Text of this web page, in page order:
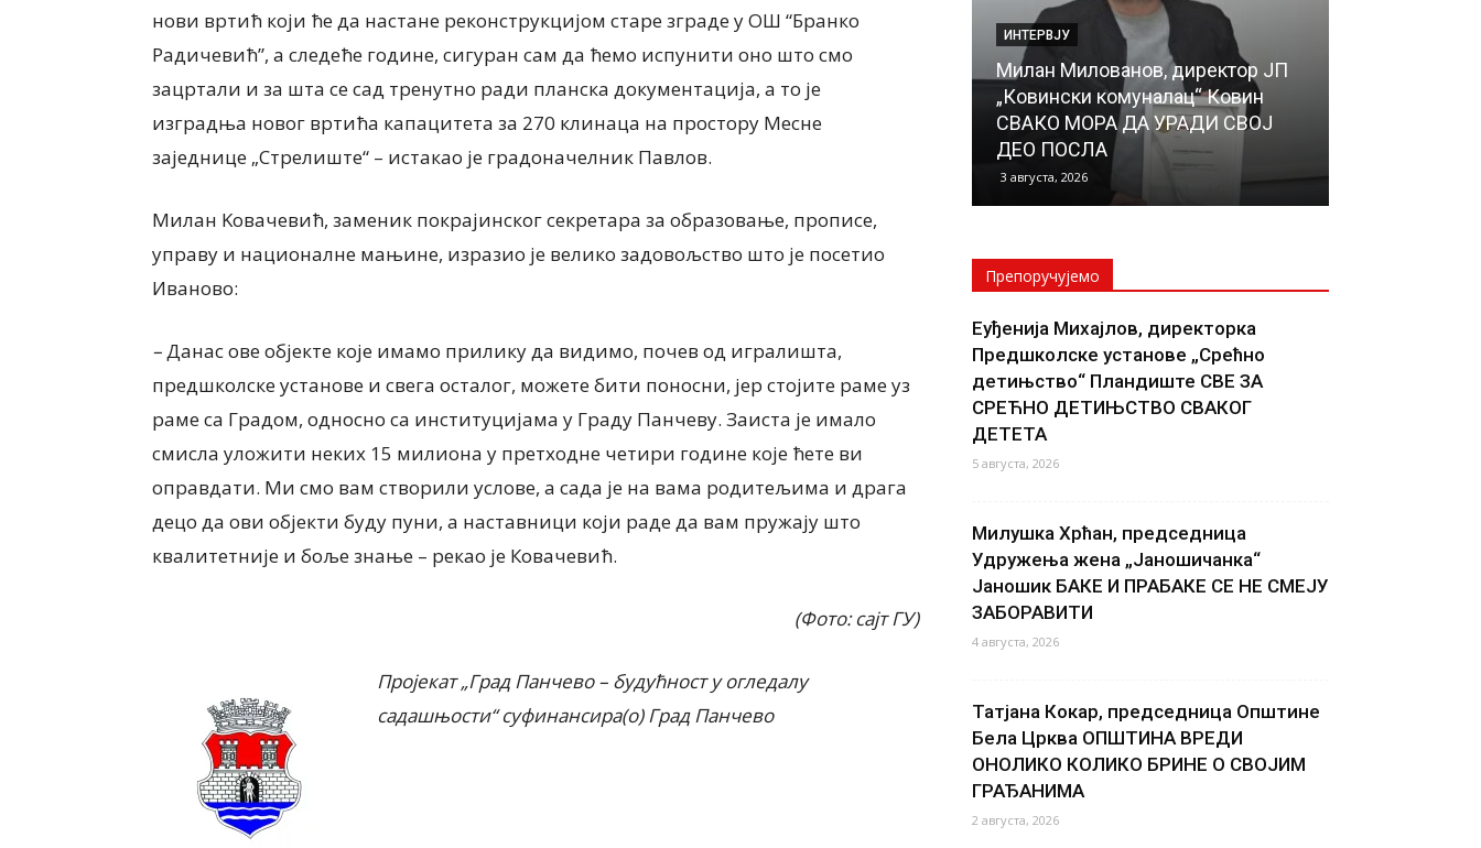
нови вртић који ће да настане реконструкцијом старе зграде у ОШ “Бранко
Радичевић”, а следеће године, сигуран сам да ћемо испунити оно што смо
зацртали и за шта се сад тренутно ради планска документација, а то је
изградња новог вртића капацитета за 270 клинаца на простору Месне
заједнице „Стрелиште“ – истакао је градоначелник Павлов.
Милан Kовачевић, заменик покрајинског секретара за образовање, прописе,
управу и националне мањине, изразио је велико задовољство што је посетио
Иваново:
–Данас ове објекте које имамо прилику да видимо, почев од игралишта,
предшколске установе и свега осталог, можете бити поносни, јер стојите раме уз
раме са Градом, односно са институцијама у Граду Панчеву. Заиста је имало
смисла уложити неких 15 милиона у претходне четири године које ћете ви
оправдати. Ми смо вам створили услове, а сада је на вама родитељима и драга
децо да ови објекти буду пуни, а наставници који раде да вам пружају што
квалитетније и боље знање – рекао је Ковачевић.
(Фото: сајт ГУ)
Пројекат „Град Панчево – будућност у огледалу
садашњости“ суфинансира(о) Град Панчево
Еуђенија Михајлов, директорка
Предшколске установе „Срећно
детињство“ Пландиште СВЕ ЗА
СРЕЋНО ДЕТИЊСТВО СВАКОГ
ДЕТЕТА
ДРУШТВО
Милушка Хрћан, председница
Удружења жена „Јаношичанка“
Јаношик БАКЕ И ПРАБАКЕ СЕ НЕ
СМЕЈУ ЗАБОРАВИТИ
ИНТЕРВЈУ
Милан Милованов, директор ЈП
„Ковински комуналац“ Ковин
СВАКО МОРА ДА УРАДИ СВОЈ
ДЕО ПОСЛА
3 августа, 2026
сезона програма „NIS
ПРАКСА ЗА ЧИСТУ
Препоручујемо
Еуђенија Михајлов, директорка
Предшколске установе „Срећно
детињство“ Пландиште СВЕ ЗА
СРЕЋНО ДЕТИЊСТВО СВАКОГ
ДЕТЕТА
5 августа, 2026
Милушка Хрћан, председница
Удружења жена „Јаношичанка“
Јаношик БАКЕ И ПРАБАКЕ СЕ НЕ СМЕЈУ
ЗАБОРАВИТИ
4 августа, 2026
Татјана Кокар, председница Општине
Бела Црква ОПШТИНА ВРЕДИ
ОНОЛИКО КОЛИКО БРИНЕ О СВОЈИМ
ГРАЂАНИМА
2 августа, 2026